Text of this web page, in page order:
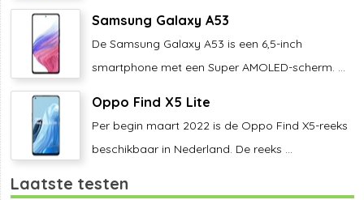
Samsung Galaxy A53
De Samsung Galaxy A53 is een 6,5-inch
smartphone met een Super AMOLED-scherm. ...
Oppo Find X5 Lite
Per begin maart 2022 is de Oppo Find X5-reeks
beschikbaar in Nederland. De reeks ...
Laatste testen